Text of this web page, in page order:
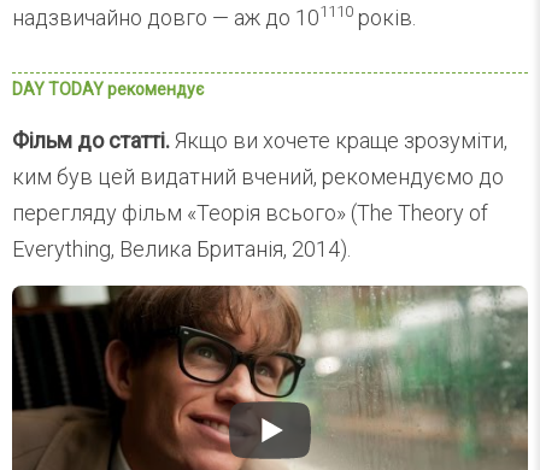
надзвичайно довго — аж до 101110 років.
Фільм до статті. Якщо ви хочете краще зрозуміти,
ким був цей видатний вчений, рекомендуємо до
перегляду фільм «Теорія всього» (The Theory of
Everything, Велика Британія, 2014).